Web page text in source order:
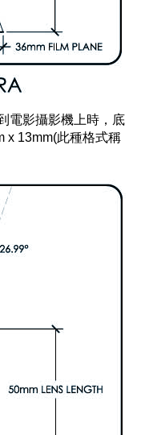
電影攝影機上時，底
x 13mm(此種格式稱